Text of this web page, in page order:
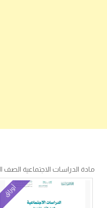
مادة الدراسات الاجتماعية
أوراق